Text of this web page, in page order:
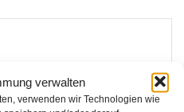
verwalten
verwenden wir Technologien wie